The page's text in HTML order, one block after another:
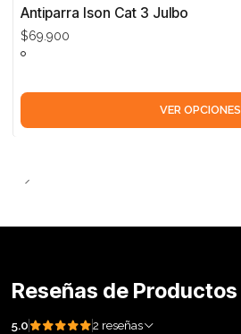
Antiparra Ison Cat 3 Julbo
$69.900
VER OPCIONES
Reseñas de Productos
5.0 2 reseñas